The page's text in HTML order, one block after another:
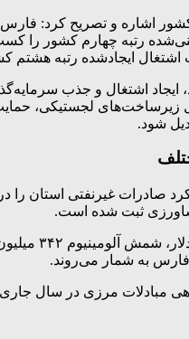
اشاره و تصریح کرد: فارس
رتبه چهارم کشور را
اشتغال ایجادشده رتبه
ایجاد اشتغال و جذب
لجستیکی،
شود.
صادرات غیرنفتی استان
دانش‌نیا
فارس به شمار می‌روند.
و چهار جلسه شورای ساماندهی